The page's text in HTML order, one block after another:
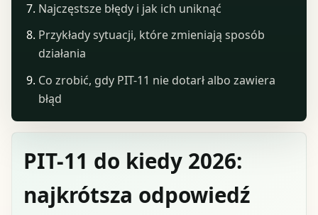
PIT-11 do kiedy 2026:
najkrótsza odpowiedź
Najczęstsze błędy i jak ich uniknąć
Przykłady sytuacji, które zmieniają sposób
działania
Co zrobić, gdy PIT-11 nie dotarł albo zawiera
błąd